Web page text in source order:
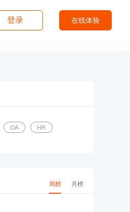
登录 在线体验
OA HR
周榜 月榜